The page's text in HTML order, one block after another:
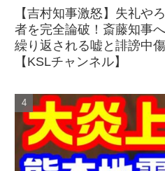
【吉村知事激怒】失礼や
者を完全論破！斎藤知事
繰り返される嘘と誹謗中
【KSLチャンネル】